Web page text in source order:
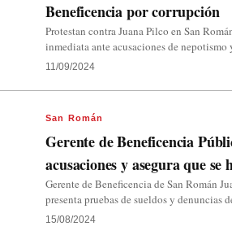
Beneficencia por corrupción
Protestan contra Juana Pilco en San
inmediata ante acusaciones de
11/09/2024
San Román
Gerente de Beneficencia
acusaciones y asegura que
Gerente de Beneficencia de San Román
presenta pruebas de sueldos y denuncias
15/08/2024